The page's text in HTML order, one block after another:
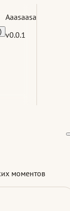
Aaasaasa
v0.0.1
моментов